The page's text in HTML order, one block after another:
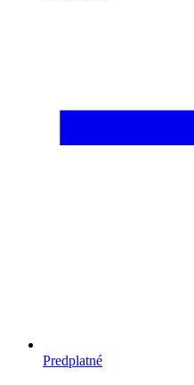
Predplatné